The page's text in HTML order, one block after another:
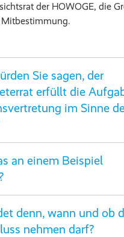
der HOWOGE, die
Sie sagen, der
erfüllt die
im Sinne
an einem Beispiel
denn, wann und ob
nehmen darf?